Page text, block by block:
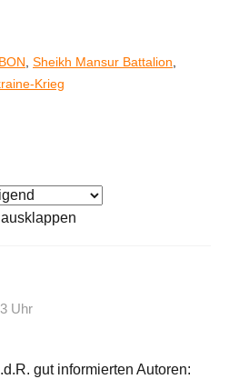
Sheikh Mansur Battalion
Krieg
Uhr
gut informierten Autoren: